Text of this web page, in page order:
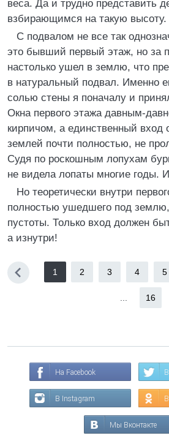
веса. Да и трудно представить
взбирающимся на такую высоту.
С подвалом не все так
это бывший первый этаж, но за
настолько ушел в землю, что
в натуральный подвал. Именно
солью стены я поначалу и
Окна первого этажа давным-
кирпичом, а единственный вход
землей почти полностью, не
Судя по роскошным лопухам
не видела лопаты многие годы.
Но теоретически внутри
полностью ушедшего под
пустоты. Только вход должен
а изнутри!
1 2 3 4 5
16
На Facebook
В Instagram
Мы Вконтакте